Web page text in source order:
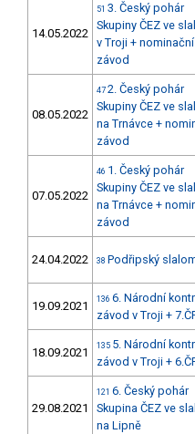
14.05.2022
51 3. Český pohár
Skupiny ČEZ ve
v Troji + nominační
závod
08.05.2022
47 2. Český pohár
Skupiny ČEZ ve
na Trnávce +
závod
07.05.2022
46 1. Český pohár
Skupiny ČEZ ve
na Trnávce +
závod
24.04.2022 38 Podřipský
19.09.2021 136 6. Národní
závod v Troji +
18.09.2021 135 5. Národní
závod v Troji +
29.08.2021
121 6. Český pohár
Skupina ČEZ ve
na Lipně